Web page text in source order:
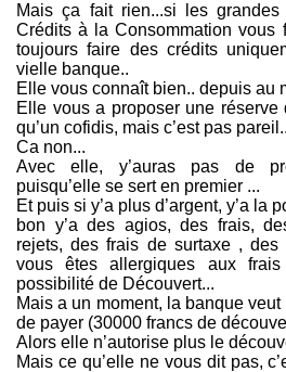
Mais ça fait rien...si les
Crédits à la Consommation vous
toujours faire des crédits
vielle banque..
Elle vous connaît bien.. depuis au
Elle vous a proposer une réserve
qu’un cofidis, mais c’est pas pareil..
Ca non...
Avec elle, y’auras pas de
puisqu’elle se sert en premier ...
Et puis si y’a plus d’argent, y’a la
bon y’a des agios, des frais,
rejets, des frais de surtaxe , des
vous êtes allergiques aux
possibilité de Découvert...
Mais a un moment, la banque
de payer (30000 francs de
Alors elle n’autorise plus le
Mais ce qu’elle ne vous dit pas,